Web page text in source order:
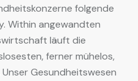
folgende
Within angewandten
läuft die
ferner mühelos,
Gesundheitswesen